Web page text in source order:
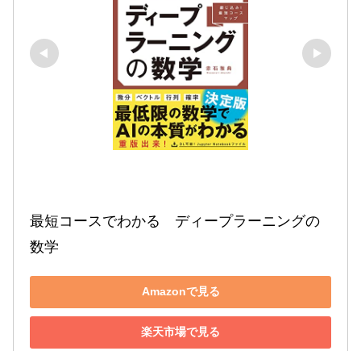
最短コースでわかる　ディープラーニングの
数学
Amazonで見る
楽天市場で見る